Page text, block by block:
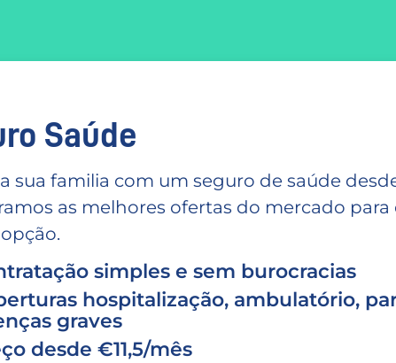
Saúde
sua familia com um seguro de saúde
as melhores ofertas do mercado para
simples e sem burocracias
hospitalização, ambulatório,
graves
desde €11,5/mês